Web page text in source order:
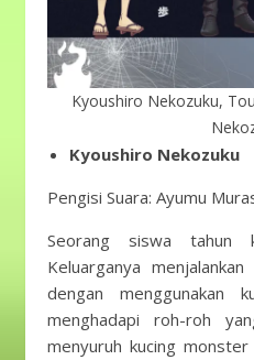
Kyoushiro Nekozuku,
Kyoushiro Nekozuku
Pengisi Suara: Ayumu
Seorang siswa tahun
Keluarganya
dengan menggunakan
menghadapi roh-roh
menyuruh kucing monster